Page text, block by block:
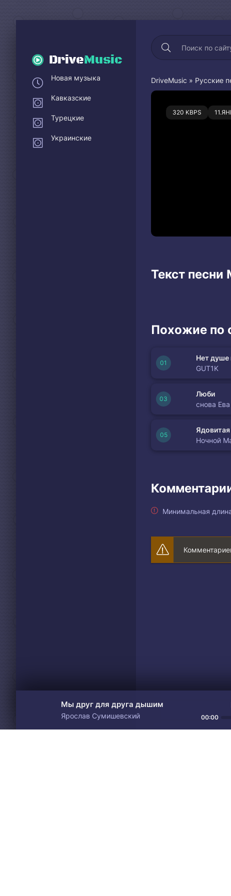
DriveMusic
DriveMusic » Русские
320 KBPS
0
Текст
Похожие по
Нет душе
GUT1K
Люби
снова Ева
Ночной
Минимальная
Новая музыка
Кавказские
Турецкие
Украинские
Мы друг для друга дышим
Ярослав Сумишевский
00:00